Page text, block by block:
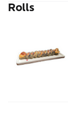
Rolls